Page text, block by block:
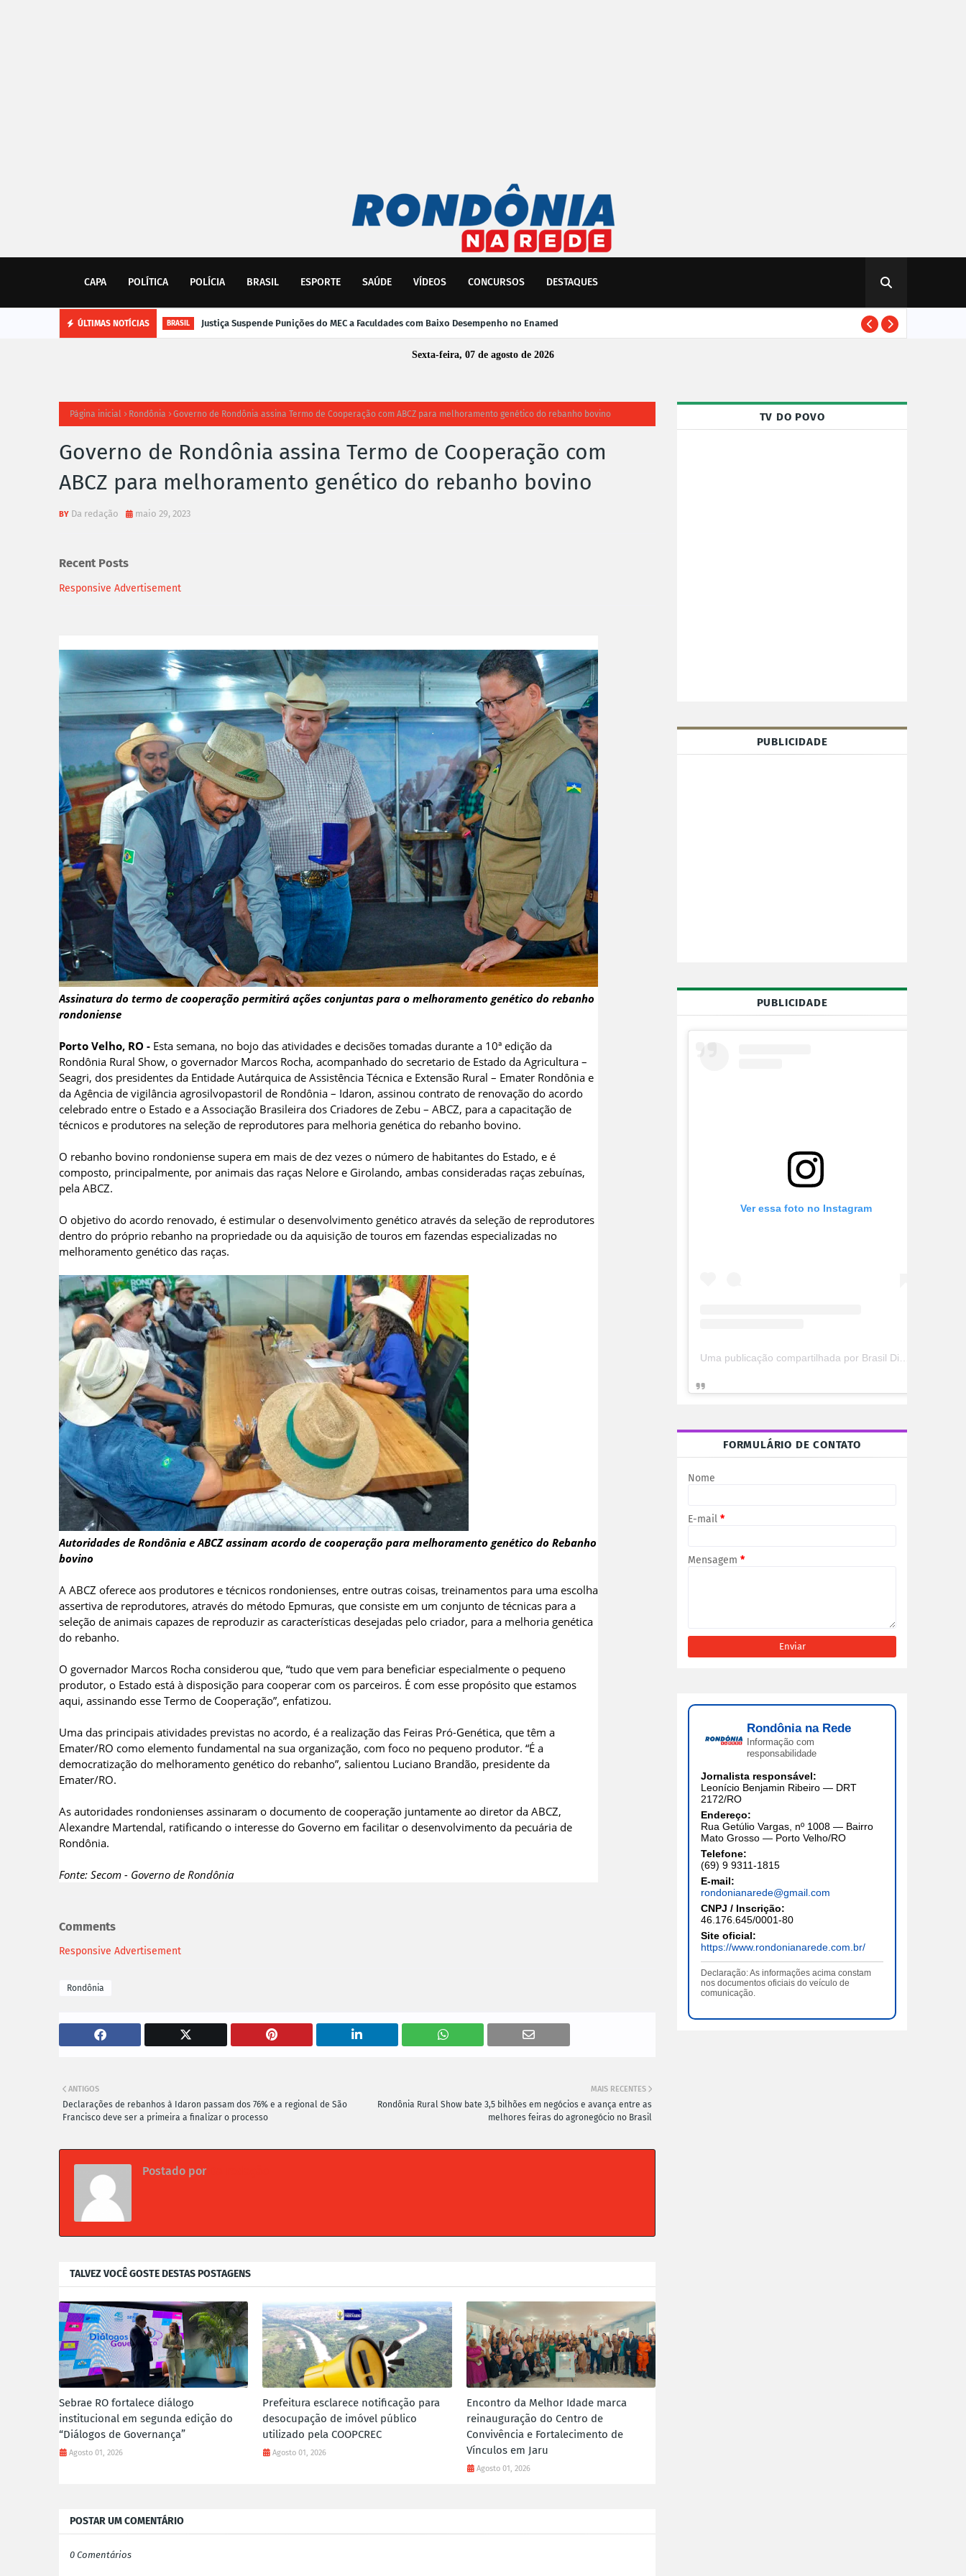
CAPA POLÍTICA POLÍCIA BRASIL ESPORTE SAÚDE VÍDEOS CONCURSOS DESTAQUES
ÚLTIMAS NOTÍCIAS BRASIL Justiça Suspende Punições do MEC a Faculdades com Baixo Desempenho no Enamed
Sexta-feira, 07 de agosto de 2026
Página inicial Rondônia Governo de Rondônia assina Termo de Cooperação com ABCZ para melhoramento genético do rebanho bovino
Governo de Rondônia assina Termo de Cooperação com
ABCZ para melhoramento genético do rebanho bovino
Da redação maio 29, 2023
Recent Posts
Responsive Advertisement
Assinatura do termo de cooperação permitirá ações conjuntas para o melhoramento genético do rebanho
rondoniense
Porto Velho, RO - Esta semana, no bojo das atividades e decisões tomadas durante a 10ª edição da
Rondônia Rural Show, o governador Marcos Rocha, acompanhado do secretario de Estado da Agricultura –
Seagri, dos presidentes da Entidade Autárquica de Assistência Técnica e Extensão Rural – Emater Rondônia e
da Agência de vigilância agrosilvopastoril de Rondônia – Idaron, assinou contrato de renovação do acordo
celebrado entre o Estado e a Associação Brasileira dos Criadores de Zebu – ABCZ, para a capacitação de
técnicos e produtores na seleção de reprodutores para melhoria genética do rebanho bovino.
O rebanho bovino rondoniense supera em mais de dez vezes o número de habitantes do Estado, e é
composto, principalmente, por animais das raças Nelore e Girolando, ambas consideradas raças zebuínas,
pela ABCZ.
O objetivo do acordo renovado, é estimular o desenvolvimento genético através da seleção de reprodutores
dentro do próprio rebanho na propriedade ou da aquisição de touros em fazendas especializadas no
melhoramento genético das raças.
Autoridades de Rondônia e ABCZ assinam acordo de cooperação para melhoramento genético do Rebanho
bovino
A ABCZ oferece aos produtores e técnicos rondonienses, entre outras coisas, treinamentos para uma escolha
assertiva de reprodutores, através do método Epmuras, que consiste em um conjunto de técnicas para a
seleção de animais capazes de reproduzir as características desejadas pelo criador, para a melhoria genética
do rebanho.
O governador Marcos Rocha considerou que, “tudo que vem para beneficiar especialmente o pequeno
produtor, o Estado está à disposição para cooperar com os parceiros. É com esse propósito que estamos
aqui, assinando esse Termo de Cooperação”, enfatizou.
Uma das principais atividades previstas no acordo, é a realização das Feiras Pró-Genética, que têm a
Emater/RO como elemento fundamental na sua organização, com foco no pequeno produtor. “É a
democratização do melhoramento genético do rebanho”, salientou Luciano Brandão, presidente da
Emater/RO.
As autoridades rondonienses assinaram o documento de cooperação juntamente ao diretor da ABCZ,
Alexandre Martendal, ratificando o interesse do Governo em facilitar o desenvolvimento da pecuária de
Rondônia.
Fonte: Secom - Governo de Rondônia
Comments
Responsive Advertisement
Rondônia
MAIS RECENTES
Rondônia Rural Show bate 3,5 bilhões em negócios e avança entre as
melhores feiras do agronegócio no Brasil
ANTIGOS
Declarações de rebanhos à Idaron passam dos 76% e a regional de São
Francisco deve ser a primeira a finalizar o processo
Postado por
TALVEZ VOCÊ GOSTE DESTAS POSTAGENS
Sebrae RO fortalece diálogo
institucional em segunda edição do
“Diálogos de Governança”
Agosto 01, 2026
Prefeitura esclarece notificação para
desocupação de imóvel público
utilizado pela COOPCREC
Agosto 01, 2026
Encontro da Melhor Idade marca
reinauguração do Centro de
Convivência e Fortalecimento de
Vínculos em Jaru
Agosto 01, 2026
POSTAR UM COMENTÁRIO
0 Comentários
TV DO POVO
PUBLICIDADE
PUBLICIDADE
Ver essa foto no Instagram
FORMULÁRIO DE CONTATO
Nome
E-mail *
Mensagem *
Rondônia na Rede
Informação com
responsabilidade
Jornalista responsável:
Leonício Benjamin Ribeiro — DRT
2172/RO
Endereço:
Rua Getúlio Vargas, nº 1008 — Bairro
Mato Grosso — Porto Velho/RO
Telefone:
(69) 9 9311-1815
E-mail:
rondonianarede@gmail.com
CNPJ / Inscrição:
46.176.645/0001-80
Site oficial:
https://www.rondonianarede.com.br/
Declaração: As informações acima constam
nos documentos oficiais do veículo de
comunicação.